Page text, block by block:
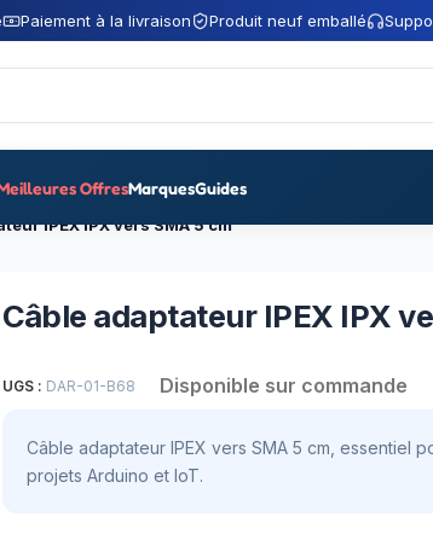
Paiement à la livraison Produit neuf emballé
OffresMarquesGuides
IPEX IPX vers SMA 5 cm
Câble adaptateur IPEX IPX
UGS : DAR-01-B68 Disponible sur commande
Câble adaptateur IPEX vers SMA 5 cm, essentiel
projets Arduino et IoT.